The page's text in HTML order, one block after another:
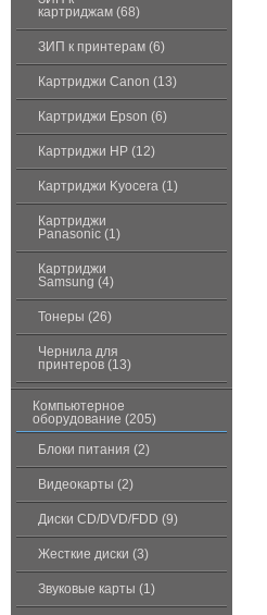
картриджам (68)
ЗИП к принтерам (6)
Картриджи Canon (13)
Картриджи Epson (6)
Картриджи HP (12)
Картриджи Kyocera (1)
Картриджи
Panasonic (1)
Картриджи
Samsung (4)
Тонеры (26)
Чернила для
принтеров (13)
Компьютерное
оборудование (205)
Блоки питания (2)
Видеокарты (2)
Диски CD/DVD/FDD (9)
Жесткие диски (3)
Звуковые карты (1)